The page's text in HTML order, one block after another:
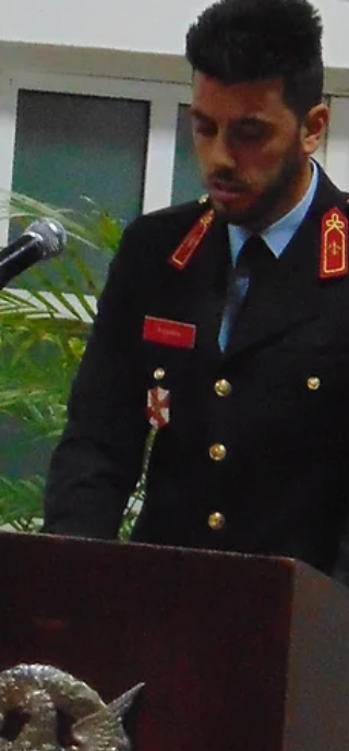
Lino Pereira ao minuto 26. Ao minuto 49, os
povoenses ficaram reduzidos a dez elementos, por
expulsão do médio Fortunato (segundo cartão
amarelo), mas conseguiram gerir a vantagem até ao
final da partida. O jogo (marcado pela amo